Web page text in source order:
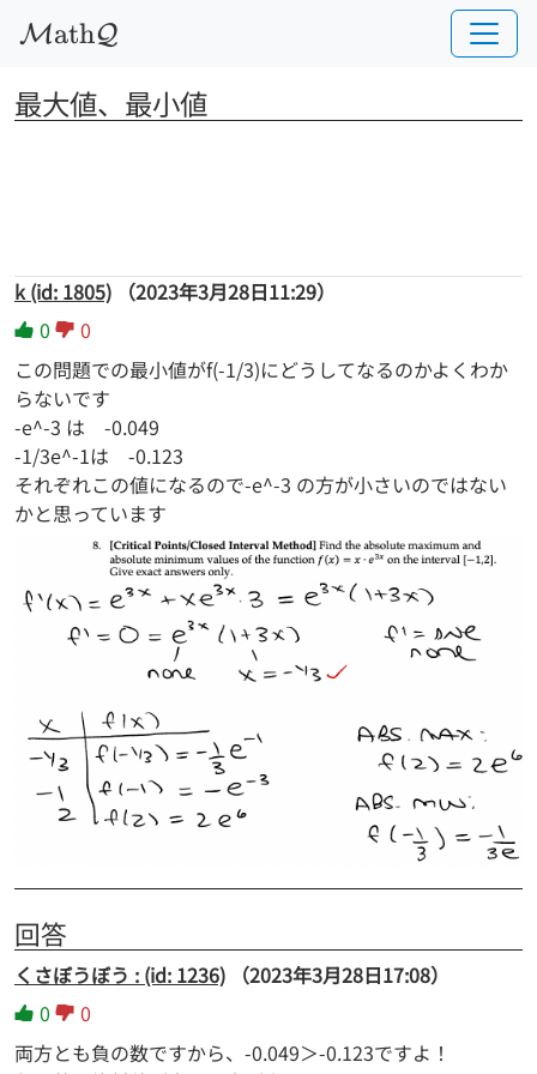
MathQ
最大値、最小値
k (id: 1805)
（2023年3月28日11:29）
0
0
この問題での最小値がf(-1/3)にどうしてなるのかよくわか
らないです
-e^-3 は -0.049
-1/3e^-1は -0.123
それぞれこの値になるので-e^-3 の方が小さいのではない
かと思っています
回答
くさぼうぼう : (id: 1236)
（2023年3月28日17:08）
0
0
両方とも負の数ですから、-0.049＞-0.123ですよ！